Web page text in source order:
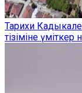
Тарихи
тізіміне